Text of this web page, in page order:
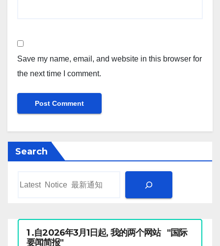
Save my name, email, and website in this browser for
the next time I comment.
Search
1 .自2026年3月1日起, 我的两个网站 "国际
要闻简报"